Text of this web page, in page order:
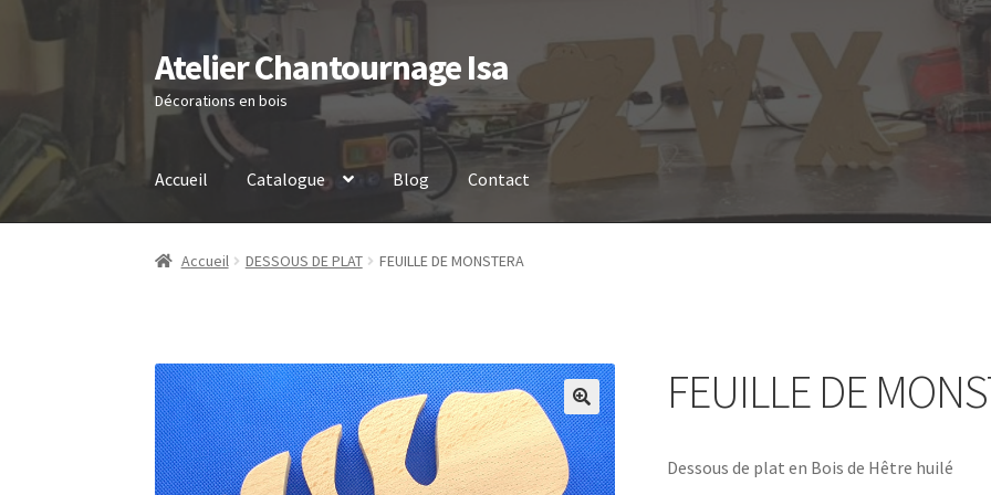
Aller
à
la
navigation
Aller
au
contenu
Atelier Chantournage Isa
Décorations en bois
Accueil Catalogue Blog Contact
Accueil DESSOUS DE PLAT FEUILLE DE MONSTERA
FEUILLE DE
Dessous de plat en Bois de Hêtre huilé